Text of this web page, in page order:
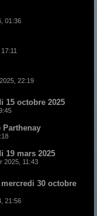
01:36
22:19
15 octobre 2025
Parthenay
19 mars 2025
2025, 11:43
30 octobre
21:56